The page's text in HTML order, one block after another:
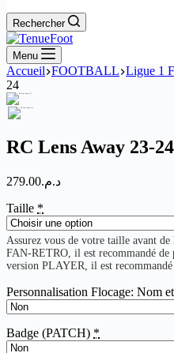
Rechercher
Menu
Accueil FOOTBALL Ligue 1
24
RC Lens Away 23-24
د.م.279.00
Taille *
Assurez vous de votre taille avant
FAN-RETRO, il est recommandé
version PLAYER, il est
Badge (PATCH) *